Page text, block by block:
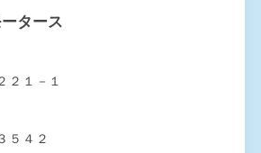
タース
２１－１
５４２